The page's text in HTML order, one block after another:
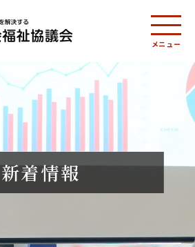
メニュー
新着情報